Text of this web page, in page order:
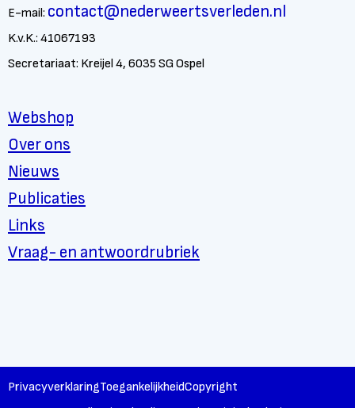
E-mail: contact@nederweertsverleden.nl
K.v.K.: 41067193
Secretariaat: Kreijel 4, 6035 SG Ospel
Webshop
Over ons
Nieuws
Publicaties
Links
Vraag- en antwoordrubriek
PrivacyverklaringToegankelijkheidCopyright